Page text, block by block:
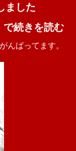
ました
で続きを読む
んばってます。